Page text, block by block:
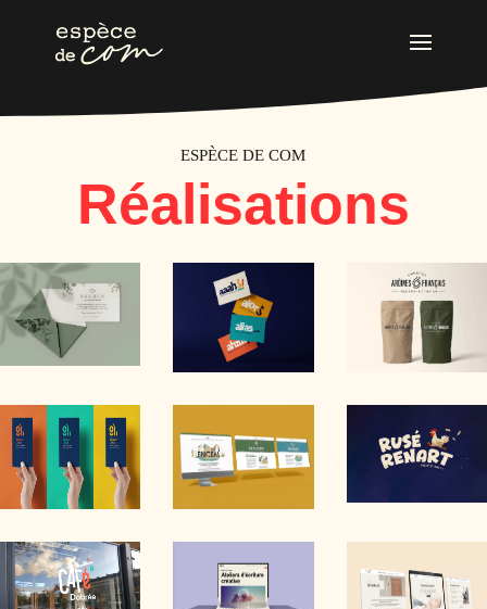
ESPÈCE DE COM
Réalisations